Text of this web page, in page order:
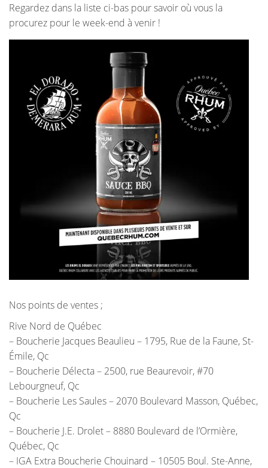
Regardez dans la liste ci-bas pour savoir où vous la
procurez pour le week-end à venir !
Nos points de ventes ;
Rive Nord de Québec
– Boucherie Jacques Beaulieu – 1795, Rue de la Faune, St-
Émile, Qc
– Boucherie Délecta – 2500, rue Beaurevoir, #70
Lebourgneuf, Qc
– Boucherie Les Saules – 2070 Boulevard Masson, Québec,
Qc
– Boucherie J.E. Drolet – 8880 Boulevard de l’Ormière,
Québec, Qc
– IGA Extra Boucherie Chouinard – 10505 Boul. Ste-Anne,